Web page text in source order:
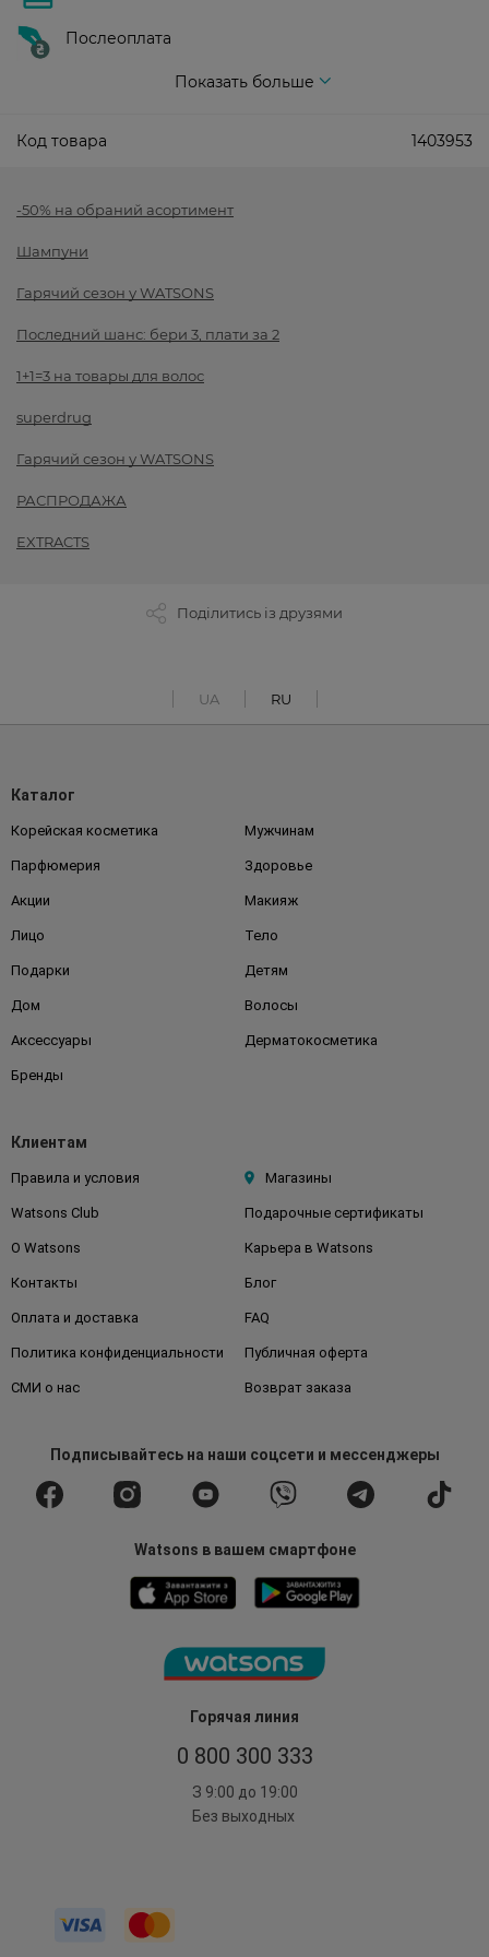
Послеоплата
Показать больше
Код товара 1403953
-50% на обраний асортимент
Шампуни
Гарячий сезон у WATSONS
Последний шанс: бери 3, плати за 2
1+1=3 на товары для волос
superdrug
Гарячий сезон у WATSONS
РАСПРОДАЖА
EXTRACTS
Поділитись із друзями
UA RU
Горячая линия
0 800 300 333
З 9:00 до 19:00
Без выходных
Каталог
Корейская косметика Мужчинам
Парфюмерия Здоровье
Акции Макияж
Лицо Тело
Подарки Детям
Дом Волосы
Аксессуары Дерматокосметика
Бренды
Клиентам
Правила и условия Магазины
Watsons Club Подарочные сертификаты
О Watsons Карьера в Watsons
Контакты Блог
Оплата и доставка FAQ
Политика конфиденциальности Публичная оферта
СМИ о нас Возврат заказа
Подписывайтесьна наши соцсети и мессенджеры
Watsons в вашем смартфоне